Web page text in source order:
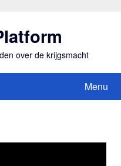
over de krijgsmacht
Menu